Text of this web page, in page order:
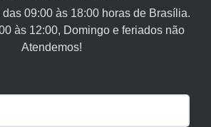
09:00 às 18:00 horas de Brasília.
às 12:00, Domingo e feriados não
Atendemos!